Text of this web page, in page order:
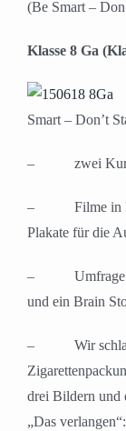
(Be Smart –
Klasse 8 Ga
Smart – Don’t
– zwei
– Filme in
Plakate für die
– Umfrage
und ein Brain
– Wir
drei Bildern und
„Das